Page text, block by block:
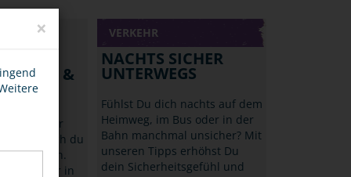
ZÜGE &
oder
bist auch du
gefahren.
du sogar in
VERKEHR
NACHTS SICHER
UNTERWEGS
Fühlst Du dich nachts auf dem
Heimweg, im Bus oder in der
Bahn manchmal unsicher? Mit
unseren Tipps erhöhst Du
dein Sicherheitsgefühl und
×